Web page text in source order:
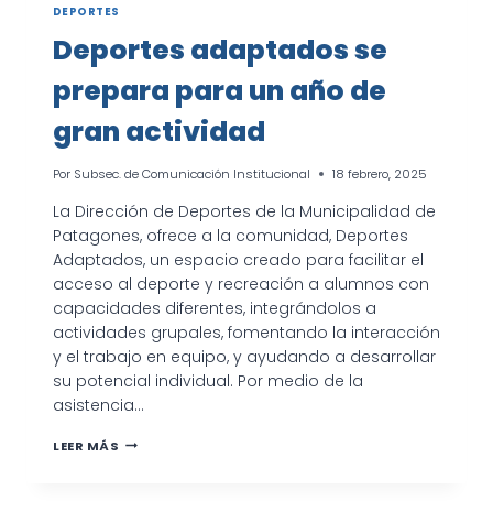
DEPORTES
Deportes adaptados se
prepara para un año de
gran actividad
Por Subsec. de Comunicación Institucional 18 febrero, 2025
La Dirección de Deportes de la Municipalidad de
Patagones, ofrece a la comunidad, Deportes
Adaptados, un espacio creado para facilitar el
acceso al deporte y recreación a alumnos con
capacidades diferentes, integrándolos a
actividades grupales, fomentando la interacción
y el trabajo en equipo, y ayudando a desarrollar
su potencial individual. Por medio de la
asistencia…
LEER MÁS DEPORTES